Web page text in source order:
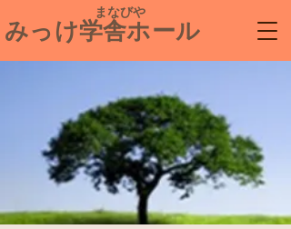
​ まなびや
みっけ学舎ホール